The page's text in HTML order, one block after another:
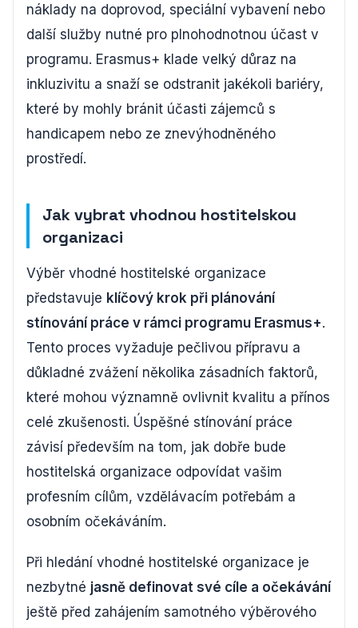
náklady na doprovod, speciální vybavení nebo
další služby nutné pro plnohodnotnou účast v
programu. Erasmus+ klade velký důraz na
inkluzivitu a snaží se odstranit jakékoli bariéry,
které by mohly bránit účasti zájemců s
handicapem nebo ze znevýhodněného
prostředí.
Jak vybrat vhodnou hostitelskou
organizaci
Výběr vhodné hostitelské organizace
představuje klíčový krok při plánování
stínování práce v rámci programu Erasmus+.
Tento proces vyžaduje pečlivou přípravu a
důkladné zvážení několika zásadních faktorů,
které mohou významně ovlivnit kvalitu a přínos
celé zkušenosti. Úspěšné stínování práce
závisí především na tom, jak dobře bude
hostitelská organizace odpovídat vašim
profesním cílům, vzdělávacím potřebám a
osobním očekáváním.
Při hledání vhodné hostitelské organizace je
nezbytné jasně definovat své cíle a očekávání
ještě před zahájením samotného výběrového